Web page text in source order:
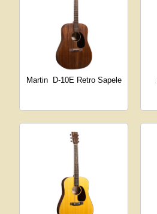
Martin D-10E Retro Sapele